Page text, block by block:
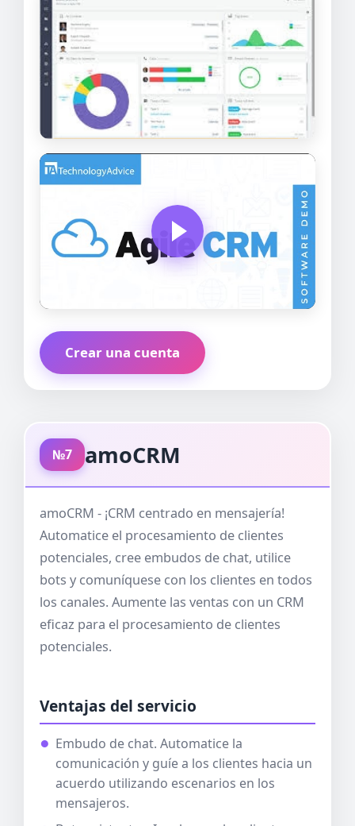
Crear una cuenta
№7 amoCRM
amoCRM - ¡CRM centrado en mensajería!
Automatice el procesamiento de clientes
potenciales, cree embudos de chat, utilice
bots y comuníquese con los clientes en todos
los canales. Aumente las ventas con un CRM
eficaz para el procesamiento de clientes
potenciales.
Ventajas del servicio
Embudo de chat. Automatice la
comunicación y guíe a los clientes hacia un
acuerdo utilizando escenarios en los
mensajeros.